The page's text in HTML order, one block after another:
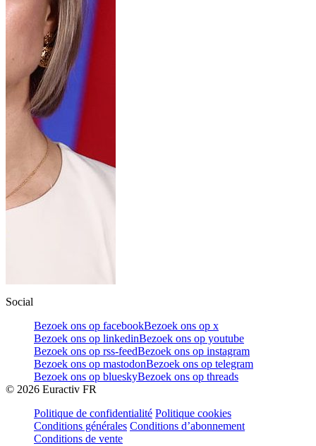
Social
Bezoek ons op facebookBezoek ons op x
Bezoek ons op linkedinBezoek ons op youtube
Bezoek ons op rss-feedBezoek ons op instagram
Bezoek ons op mastodonBezoek ons op telegram
Bezoek ons op blueskyBezoek ons op threads
© 2026 Euractiv FR
Politique de confidentialité Politique cookies
Conditions générales Conditions d’abonnement
Conditions de vente